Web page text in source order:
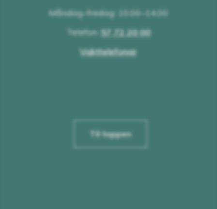
Måndag–fredag: 10.00–14.00
Telefon: 57 72 20 00
Vakttelefonar
Til toppen